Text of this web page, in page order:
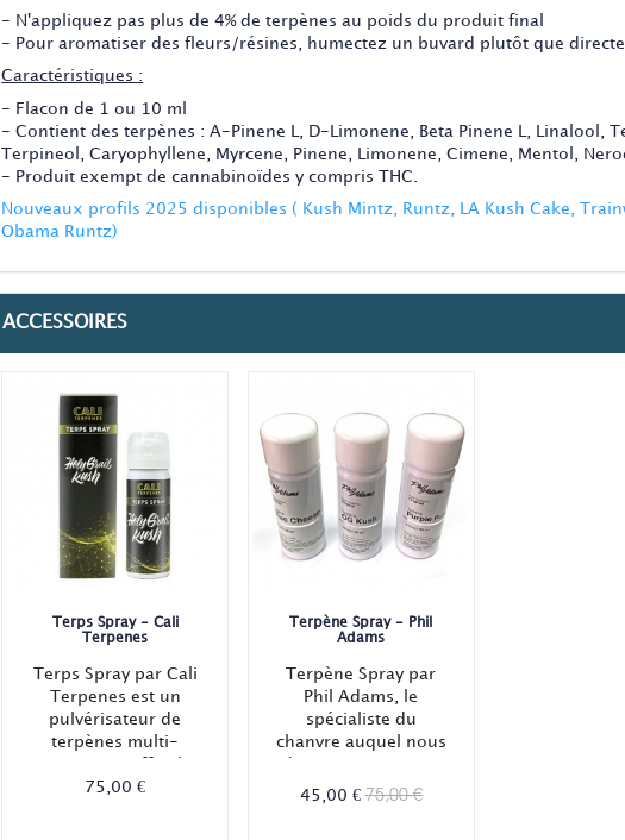
- N'appliquez pas plus de 4% de terpènes au poids du produit final
- Pour aromatiser des fleurs/résines, humectez un buvard plutôt que
Caractéristiques :
- Flacon de 1 ou 10 ml
- Contient des terpènes : A-Pinene L, D-Limonene, Beta Pinene L, Linalool,
Terpineol, Caryophyllene, Myrcene, Pinene, Limonene, Cimene, Mentol,
- Produit exempt de cannabinoïdes y compris THC.
Nouveaux profils 2025 disponibles ( Kush Mintz, Runtz, LA Kush Cake,
Obama Runtz)
ACCESSOIRES
Terps Spray - Cali
Terpenes
Terps Spray par Cali
Terpenes est un
pulvérisateur de
terpènes multi-
Cali Terpenes Terps
75,00 €
Terpène Spray - Phil
Adams
Terpène Spray par
Phil Adams, le
spécialiste du
chanvre auquel nous
l'ouvrage Weedology
45,00 € 75,00 €